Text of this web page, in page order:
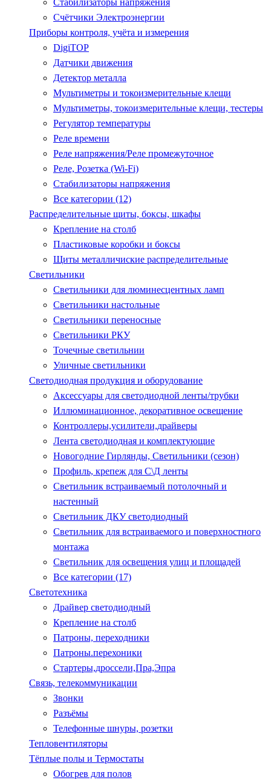
Стабилизаторы напряжения
Счётчики Электроэнергии
Приборы контроля, учёта и измерения
DigiTOP
Датчики движения
Детектор металла
Мультиметры и токоизмерительные клещи
Мультиметры, токоизмерительные клещи, тестеры
Регулятор температуры
Реле времени
Реле напряжения/Реле промежуточное
Реле, Розетка (Wi-Fi)
Стабилизаторы напряжения
Все категории (12)
Распределительные щиты, боксы, шкафы
Крепление на столб
Пластиковые коробки и боксы
Щиты металличиские распределительные
Светильники
Светильники для люминесцентных ламп
Светильники настольные
Светильники переносные
Светильники РКУ
Точечные светильнии
Уличные светильники
Светодиодная продукция и оборудование
Аксессуары для светодиодной ленты/трубки
Иллюминационное, декоративное освещение
Контроллеры,усилители,драйверы
Лента светодиодная и комплектующие
Новогодние Гирлянды, Светильники (сезон)
Профиль, крепеж для С\Д ленты
Светильник встраиваемый потолочный и
настенный
Светильник ДКУ светодиодный
Светильник для встраиваемого и поверхностного
монтажа
Светильник для освещения улиц и площадей
Все категории (17)
Светотехника
Драйвер светодиодный
Крепление на столб
Патроны, переходники
Патроны.перехоники
Стартеры,дроссели,Пра,Эпра
Связь, телекоммуникации
Звонки
Разъёмы
Телефонные шнуры, розетки
Тепловентиляторы
Тёплые полы и Термостаты
Обогрев для полов